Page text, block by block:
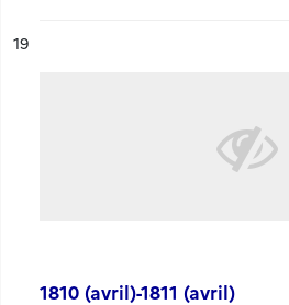
n°
19
1810 (avril)-1811 (avril)